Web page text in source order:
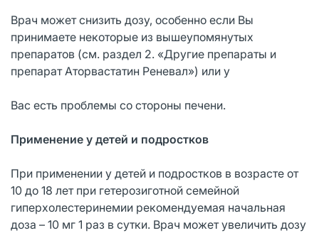
Врач может снизить дозу, особенно если Вы
принимаете некоторые из вышеупомянутых
препаратов (см. раздел 2. «Другие препараты и
препарат Аторвастатин Реневал») или у
Вас есть проблемы со стороны печени.
Применение у детей и подростков
При применении у детей и подростков в возрасте от
10 до 18 лет при гетерозиготной семейной
гиперхолестеринемии рекомендуемая начальная
доза – 10 мг 1 раз в сутки. Врач может увеличить дозу